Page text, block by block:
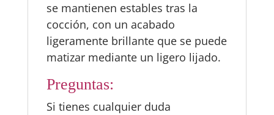
se mantienen estables tras la
cocción, con un acabado
ligeramente brillante que se puede
matizar mediante un ligero lijado.
Preguntas:
Si tienes cualquier duda